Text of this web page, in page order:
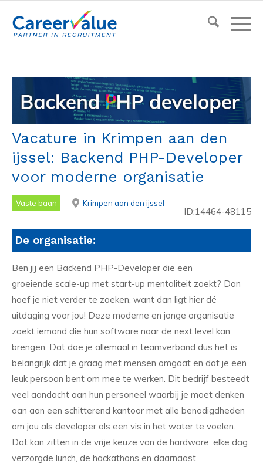
Vacature in Krimpen aan den
ijssel: Backend PHP-Developer
voor moderne organisatie
Vaste baan Krimpen aan den ijssel
ID:14464-48115
De organisatie:
Ben jij een Backend PHP-Developer die een
groeiende scale-up met start-up mentaliteit zoekt? Dan
hoef je niet verder te zoeken, want dan ligt hier dé
uitdaging voor jou! Deze moderne en jonge organisatie
zoekt iemand die hun software naar de next level kan
brengen. Dat doe je allemaal in teamverband dus het is
belangrijk dat je graag met mensen omgaat en dat je een
leuk persoon bent om mee te werken. Dit bedrijf besteedt
veel aandacht aan hun personeel waarbij je moet denken
aan aan een schitterend kantoor met alle benodigdheden
om jou als developer als een vis in het water te voelen.
Dat kan zitten in de vrije keuze van de hardware, elke dag
verzorgde lunch, de hackathons en daarnaast